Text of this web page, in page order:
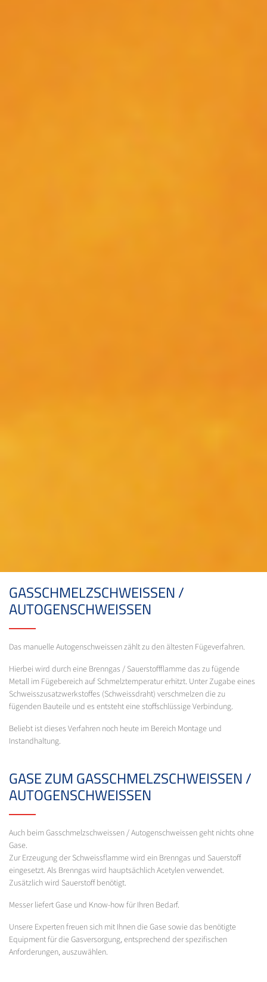
GASSCHMELZSCHWEISSEN /
AUTOGENSCHWEISSEN
Das manuelle Autogenschweissen zählt zu den ältesten Fügeverfahren.
Hierbei wird durch eine Brenngas / Sauerstoffflamme das zu fügende
Metall im Fügebereich auf Schmelztemperatur erhitzt. Unter Zugabe eines
Schweisszusatzwerkstoffes (Schweissdraht) verschmelzen die zu
fügenden Bauteile und es entsteht eine stoffschlüssige Verbindung.
Beliebt ist dieses Verfahren noch heute im Bereich Montage und
Instandhaltung.
GASE ZUM GASSCHMELZSCHWEISSEN /
AUTOGENSCHWEISSEN
Auch beim Gasschmelzschweissen / Autogenschweissen geht nichts ohne
Gase.
Zur Erzeugung der Schweissflamme wird ein Brenngas und Sauerstoff
eingesetzt. Als Brenngas wird hauptsächlich Acetylen verwendet.
Zusätzlich wird Sauerstoff benötigt.
Messer liefert Gase und Know-how für Ihren Bedarf.
Unsere Experten freuen sich mit Ihnen die Gase sowie das benötigte
Equipment für die Gasversorgung, entsprechend der spezifischen
Anforderungen, auszuwählen.